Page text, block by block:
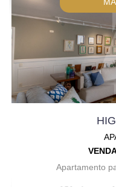
Apartamento